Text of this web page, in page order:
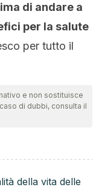
di andare a
per la salute
per tutto il
e non sostituisce
di dubbi, consulta il